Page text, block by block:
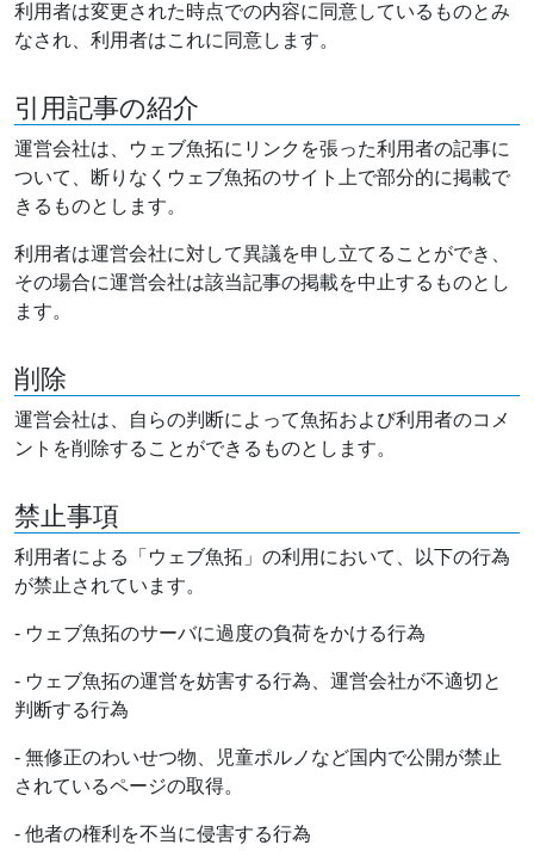
利用者は変更された時点での内容に同意しているものとみ
なされ、利用者はこれに同意します。
引用記事の紹介
運営会社は、ウェブ魚拓にリンクを張った利用者の記事に
ついて、断りなくウェブ魚拓のサイト上で部分的に掲載で
きるものとします。
利用者は運営会社に対して異議を申し立てることができ、
その場合に運営会社は該当記事の掲載を中止するものとし
ます。
削除
運営会社は、自らの判断によって魚拓および利用者のコメ
ントを削除することができるものとします。
禁止事項
利用者による「ウェブ魚拓」の利用において、以下の行為
が禁止されています。
- ウェブ魚拓のサーバに過度の負荷をかける行為
- ウェブ魚拓の運営を妨害する行為、運営会社が不適切と
判断する行為
- 無修正のわいせつ物、児童ポルノなど国内で公開が禁止
されているページの取得。
- 他者の権利を不当に侵害する行為